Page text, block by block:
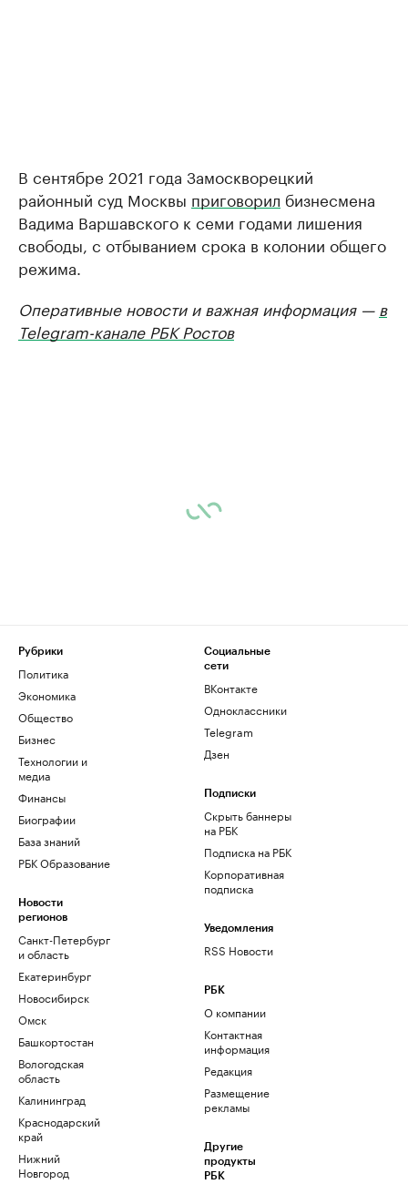
В сентябре 2021 года Замоскворецкий
районный суд Москвы приговорил бизнесмена
Вадима Варшавского к семи годами лишения
свободы, с отбыванием срока в колонии общего
режима.
Оперативные новости и важная информация — в
Telegram-канале РБК Ростов
Рубрики
Политика
Экономика
Общество
Бизнес
Технологии и
медиа
Финансы
Биографии
База знаний
РБК Образование
Новости
регионов
Санкт-Петербург
и область
Екатеринбург
Новосибирск
Омск
Башкортостан
Вологодская
область
Калининград
Краснодарский
край
Нижний
Новгород
Социальные
сети
ВКонтакте
Одноклассники
Telegram
Дзен
Подписки
Скрыть баннеры
на РБК
Подписка на РБК
Корпоративная
подписка
Уведомления
RSS Новости
РБК
О компании
Контактная
информация
Редакция
Размещение
рекламы
Другие
продукты
РБК